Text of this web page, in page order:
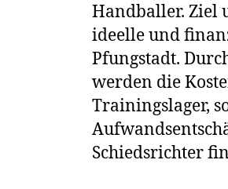
Handballer. Ziel
ideelle und
Pfungstadt.
werden die
Trainingslager,
Schiedsrichter